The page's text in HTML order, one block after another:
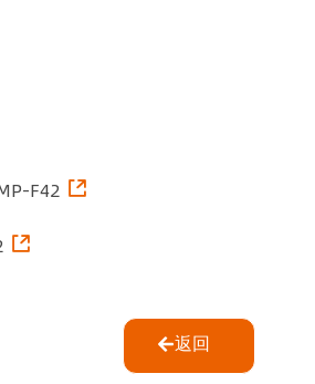
F42
返回